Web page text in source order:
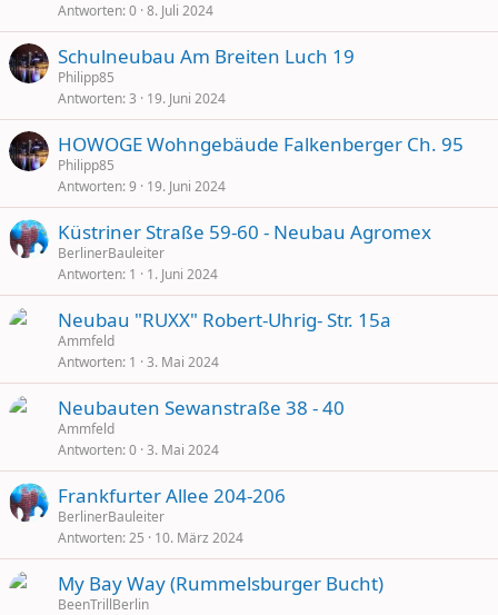
Antworten 0 8. Juli 2024
Schulneubau Am Breiten Luch 19
Philipp85
Antworten 3 19. Juni 2024
HOWOGE Wohngebäude Falkenberger Ch. 95
Philipp85
Antworten 9 19. Juni 2024
Küstriner Straße 59-60 - Neubau Agromex
BerlinerBauleiter
Antworten 1 1. Juni 2024
Neubau "RUXX" Robert-Uhrig- Str. 15a
Ammfeld
Antworten 1 3. Mai 2024
Neubauten Sewanstraße 38 - 40
Ammfeld
Antworten 0 3. Mai 2024
Frankfurter Allee 204-206
BerlinerBauleiter
Antworten 25 10. März 2024
My Bay Way (Rummelsburger Bucht)
BeenTrillBerlin